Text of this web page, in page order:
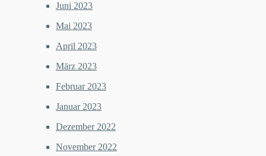
Juni 2023
Mai 2023
April 2023
März 2023
Februar 2023
Januar 2023
Dezember 2022
November 2022